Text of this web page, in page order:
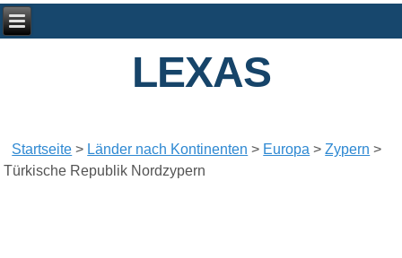
LEXAS
Startseite > Länder nach Kontinenten > Europa >Zypern >
Türkische Republik Nordzypern